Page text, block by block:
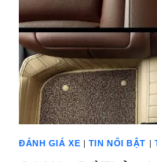
ĐÁNH GIÁ XE | TIN NỔI BẬT |